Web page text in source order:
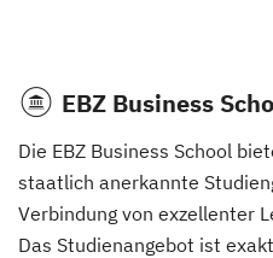
EBZ Business
Die EBZ Business School
staatlich anerkannte
Verbindung von exzellenter
Das Studienangebot ist